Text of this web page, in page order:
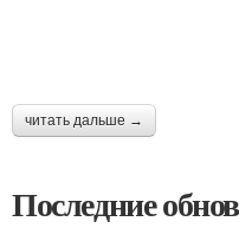
читать дальше →
Последние